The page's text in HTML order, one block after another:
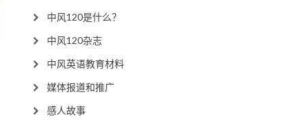
中风120是什么？
中风120杂志
中风英语教育材料
媒体报道和推广
感人故事